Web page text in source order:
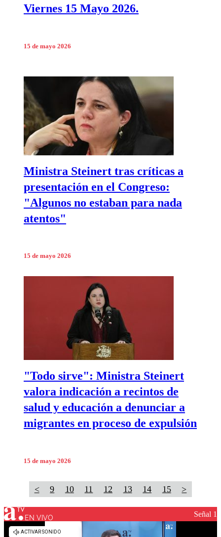
Viernes 15 Mayo 2026.
15 de mayo 2026
Ministra Steinert tras críticas a
presentación en el Congreso:
"Algunos no estaban para nada
atentos"
15 de mayo 2026
"Todo sirve": Ministra Steinert
valora indicación a recintos de
salud y educación a denunciar a
migrantes en proceso de expulsión
15 de mayo 2026
< 9 10 11 12 13 14 15 >
EN VIVO Señal 1